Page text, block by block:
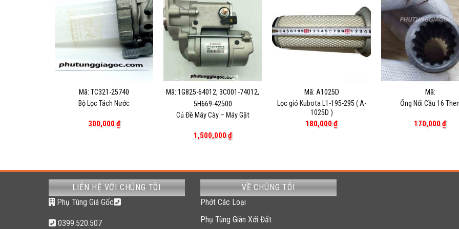
Mã: TC321-25740
Bộ Lọc Tách Nước
300,000₫
Mã: 1G825-64012, 3C001-74012,
5H669-42500
Củ Đề Máy Cày – Máy Gặt
1,500,000₫
Mã: A1025D
Lọc gió Kubota L1-195-295 ( A-
1025D )
180,000₫
Mã:
Ống Nối Cầu 16
170,000₫
LIÊN HỆ VỚI CHÚNG TÔI
Phụ Tùng Giá Gốc
0399.520.507
VỀ CHÚNG TÔI
Phớt Các Loại
Phụ Tùng Giàn Xới Đất